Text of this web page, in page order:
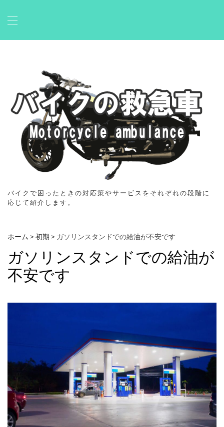
Menu
バイクで困ったときの対応策やサービスをそれぞれの段階に
応じて紹介します。
ホーム > 初期 > ガソリンスタンドでの給油が不安です
ガソリンスタンドでの給油が
不安です